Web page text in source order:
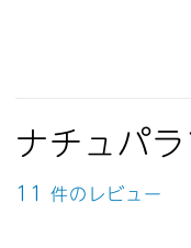
ナチュパ
11 件のレビュー